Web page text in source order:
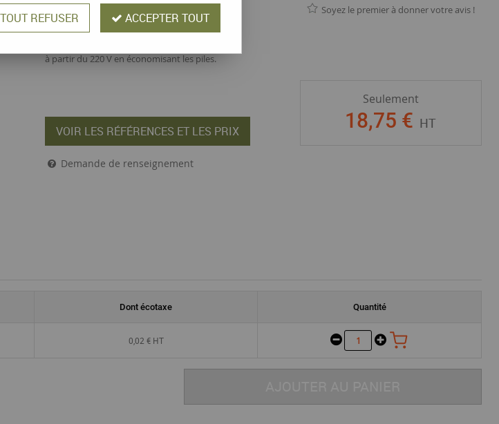
Soyez le premier à donner votre avis !
Permet d'alimenter la calculatrice Casio HR150
à partir du 220 V en économisant les piles.
VOIR LES RÉFÉRENCES ET LES PRIX
Seulement
18,75 € HT
Demande de renseignement
Dont écotaxe Quantité
0,02 € HT
TOUT REFUSER ACCEPTER TOUT